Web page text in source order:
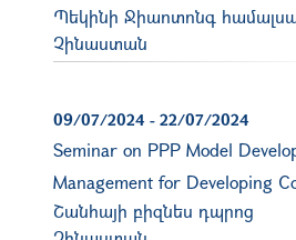
Պեկինի Ջիաոտոնգ
Չինաստան
09/07/2024 - 22/07/2024
Seminar on PPP Model
Management for Developing
Շանհայի բիզնես դպրոց